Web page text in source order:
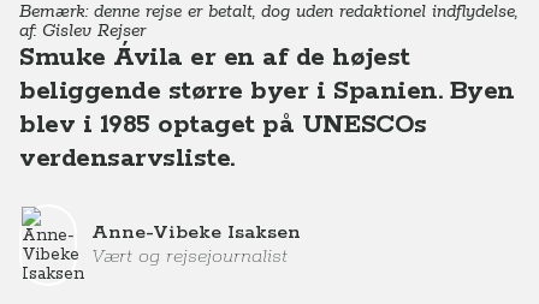
Bemærk: denne rejse er betalt, dog uden redaktionel indflydelse,
af: Gislev Rejser
Smuke Ávila er en af de højest
beliggende større byer i Spanien. Byen
blev i 1985 optaget på UNESCOs
verdensarvsliste.
Anne-Vibeke Isaksen
Vært og rejsejournalist